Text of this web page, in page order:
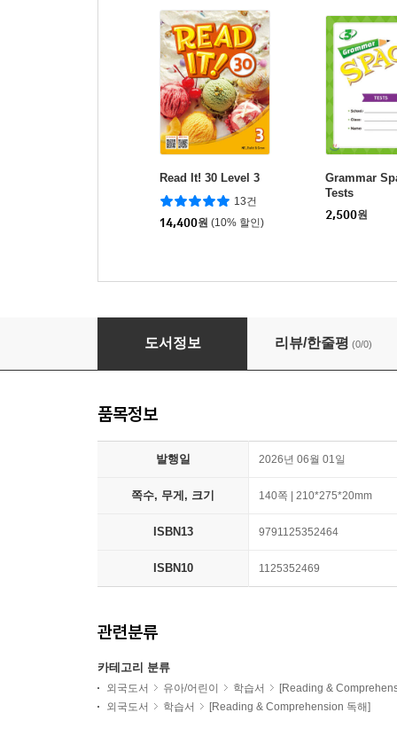
Read It! 30 Level 3
13건
14,400원 (10% 할인)
Grammar
Tests
2,500원
Read It! 120 Level 2
도서정보 리뷰/한줄평 (0/0)
품목정보
발행일 2026년 06월 01일
쪽수, 무게, 크기 140쪽 | 210*275*20mm
ISBN13 9791125352464
ISBN10 1125352469
관련분류
카테고리 분류
외국도서 유아/어린이 학습서
[Reading &
외국도서
학습서 [Reading & Comprehension 독해]